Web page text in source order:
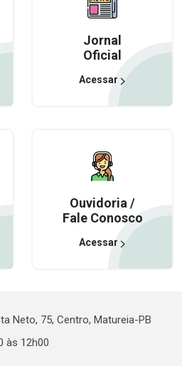
Jornal
Oficial
Acessar
Ouvidoria /
Fale Conosco
Acessar
Neto, 75, Centro, Matureia-PB
às 12h00